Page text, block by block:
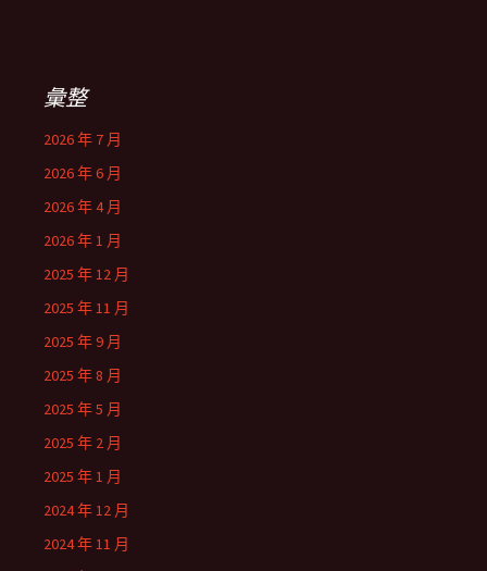
彙整
2026 年 7 月
2026 年 6 月
2026 年 4 月
2026 年 1 月
2025 年 12 月
2025 年 11 月
2025 年 9 月
2025 年 8 月
2025 年 5 月
2025 年 2 月
2025 年 1 月
2024 年 12 月
2024 年 11 月